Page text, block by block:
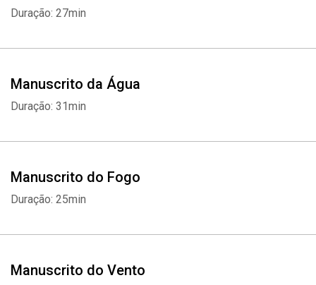
Duração: 27min
Manuscrito da Água
Duração: 31min
Manuscrito do Fogo
Duração: 25min
Manuscrito do Vento